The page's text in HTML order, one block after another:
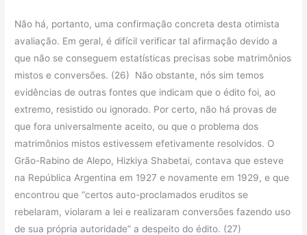
Não há, portanto, uma confirmação concreta desta otimista
avaliação. Em geral, é difícil verificar tal afirmação devido a
que não se conseguem estatísticas precisas sobe matrimônios
mistos e conversões. (26) Não obstante, nós sim temos
evidências de outras fontes que indicam que o édito foi, ao
extremo, resistido ou ignorado. Por certo, não há provas de
que fora universalmente aceito, ou que o problema dos
matrimônios mistos estivessem efetivamente resolvidos. O
Grão-Rabino de Alepo, Hizkiya Shabetai, contava que esteve
na República Argentina em 1927 e novamente em 1929, e que
encontrou que “certos auto-proclamados eruditos se
rebelaram, violaram a lei e realizaram conversões fazendo uso
de sua própria autoridade” a despeito do édito. (27)